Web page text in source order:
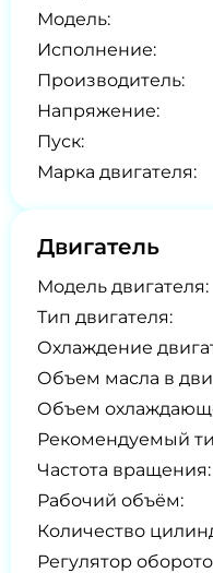
Модель:
Исполнение:
Производитель:
Напряжение:
Пуск:
Марка двигателя:
Двигатель
Модель двигателя:
Тип двигателя:
Охлаждение
Объем масла в
Объем
Рекомендуемый
Частота вращения:
Рабочий объём:
Количество
Регулятор